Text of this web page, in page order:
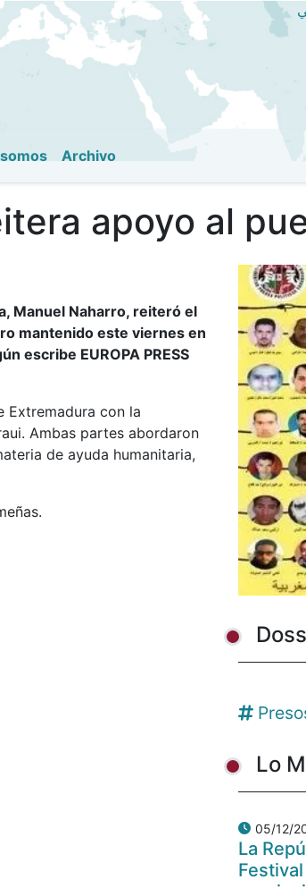
Pasar
al
contenido
Archivo
apoyo al
Manuel Naharro, reiteró el
mantenido este viernes en
escribe EUROPA PRESS
Extremadura con la
Ambas partes abordaron
de ayuda humanitaria,
Lo
05/12/
La